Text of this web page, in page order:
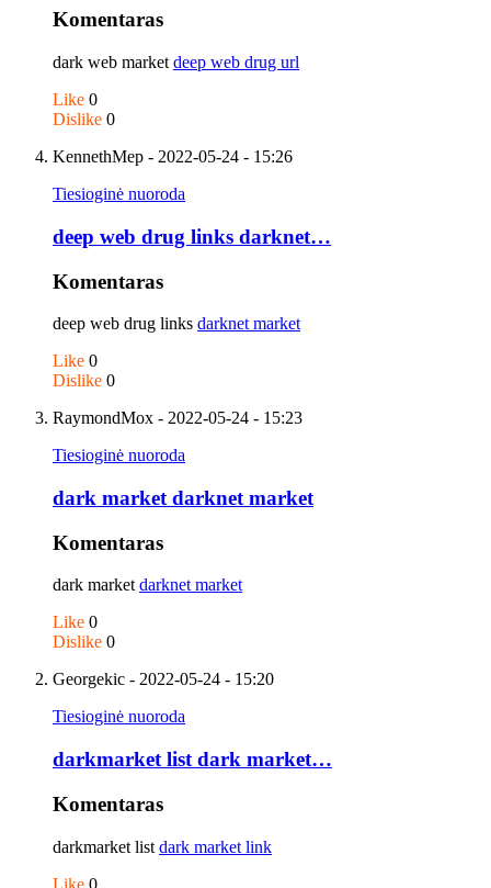
Komentaras
dark web market deep web drug url
Like 0
Dislike 0
KennethMep - 2022-05-24 - 15:26
Tiesioginė nuoroda
deep web drug links darknet…
Komentaras
deep web drug links darknet market
Like 0
Dislike 0
RaymondMox - 2022-05-24 - 15:23
Tiesioginė nuoroda
dark market darknet market
Komentaras
dark marketdarknet market
Like 0
Dislike 0
Georgekic - 2022-05-24 - 15:20
Tiesioginė nuoroda
darkmarket list dark market…
Komentaras
darkmarket list dark market link
Like 0